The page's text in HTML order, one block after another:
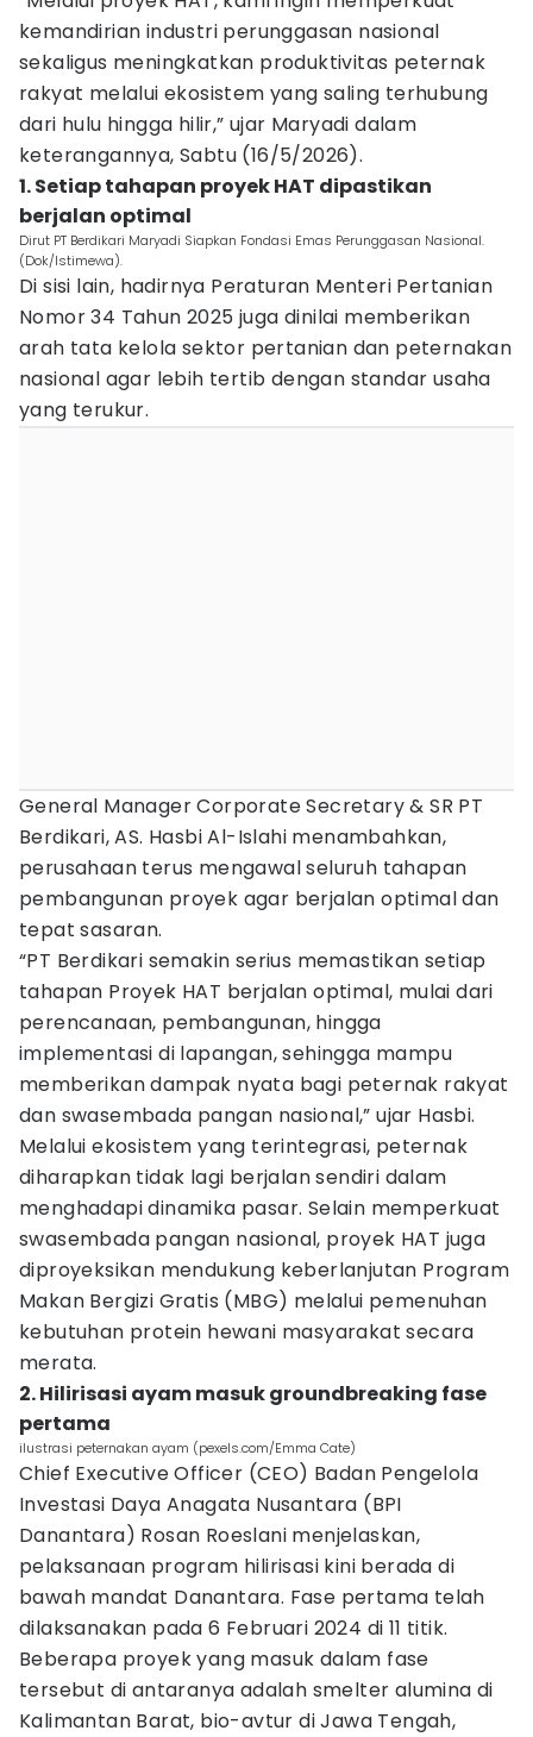
kemandirian industri perunggasan nasional
sekaligus meningkatkan produktivitas peternak
rakyat melalui ekosistem yang saling terhubung
dari hulu hingga hilir,” ujar Maryadi dalam
keterangannya, Sabtu (16/5/2026).
1. Setiap tahapan proyek HAT dipastikan
berjalan optimal
Dirut PT Berdikari Maryadi Siapkan Fondasi Emas Perunggasan Nasional.
(Dok/Istimewa).
Di sisi lain, hadirnya Peraturan Menteri Pertanian
Nomor 34 Tahun 2025 juga dinilai memberikan
arah tata kelola sektor pertanian dan peternakan
nasional agar lebih tertib dengan standar usaha
yang terukur.
General Manager Corporate Secretary & SR PT
Berdikari, AS. Hasbi Al-Islahi menambahkan,
perusahaan terus mengawal seluruh tahapan
pembangunan proyek agar berjalan optimal dan
tepat sasaran.
“PT Berdikari semakin serius memastikan setiap
tahapan Proyek HAT berjalan optimal, mulai dari
perencanaan, pembangunan, hingga
implementasi di lapangan, sehingga mampu
memberikan dampak nyata bagi peternak rakyat
dan swasembada pangan nasional,” ujar Hasbi.
Melalui ekosistem yang terintegrasi, peternak
diharapkan tidak lagi berjalan sendiri dalam
menghadapi dinamika pasar. Selain memperkuat
swasembada pangan nasional, proyek HAT juga
diproyeksikan mendukung keberlanjutan Program
Makan Bergizi Gratis (MBG) melalui pemenuhan
kebutuhan protein hewani masyarakat secara
merata.
2. Hilirisasi ayam masuk groundbreaking fase
pertama
ilustrasi peternakan ayam (pexels.com/Emma Cate)
Chief Executive Officer (CEO) Badan Pengelola
Investasi Daya Anagata Nusantara (BPI
Danantara) Rosan Roeslani menjelaskan,
pelaksanaan program hilirisasi kini berada di
bawah mandat Danantara. Fase pertama telah
dilaksanakan pada 6 Februari 2024 di 11 titik.
Beberapa proyek yang masuk dalam fase
tersebut di antaranya adalah smelter alumina di
Kalimantan Barat, bio-avtur di Jawa Tengah,